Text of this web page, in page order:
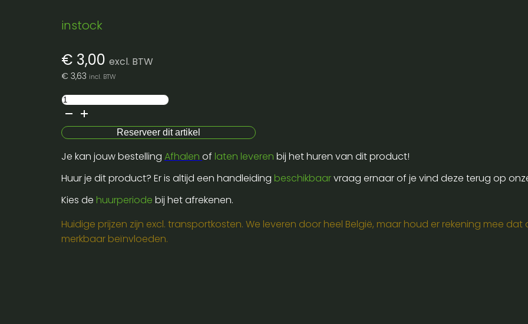
instock
€ 3,00 excl. BTW
€ 3,63 incl. BTW
Mi-
boxer-
wifi
module-
midlight-
controle
app
Reserveer dit artikel
Je kan jouw bestelling Afhalen of laten leveren bij het huren van dit product!
Huur je dit product? Er is altijd een handleiding beschikbaarvraag ernaar of je vind deze terug op
Kies de huurperiode bij het afrekenen.
Huidige prijzen zijn excl. transportkosten. We leveren door heel België, maar houd er rekening mee
merkbaar beïnvloeden.